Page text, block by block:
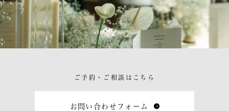
ご予約・ご相談はこちら
お問い合わせフォーム